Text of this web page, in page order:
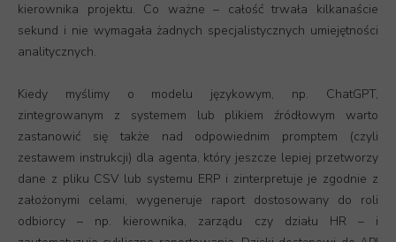
kierownika projektu. Co ważne – całość trwała kilkanaście
sekund i nie wymagała żadnych specjalistycznych umiejętności
analitycznych.
Kiedy myślimy o modelu językowym, np. ChatGPT,
zintegrowanym z systemem lub plikiem źródłowym warto
zastanowić się także nad odpowiednim promptem (czyli
zestawem instrukcji) dla agenta, który jeszcze lepiej przetworzy
dane z pliku CSV lub systemu ERP i zinterpretuje je zgodnie z
założonymi celami, wygeneruje raport dostosowany do roli
odbiorcy – np. kierownika, zarządu czy działu HR – i